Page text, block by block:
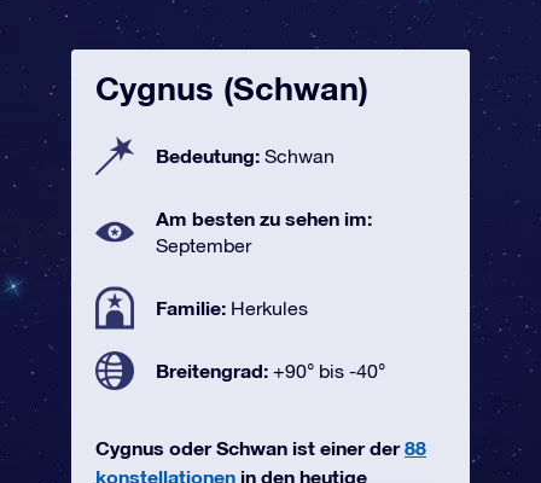
Cygnus (Schwan)
Bedeutung: Schwan
Am besten zu sehen im:
September
Familie: Herkules
Breitengrad: +90° bis -40°
Cygnus oder Schwan ist einer der88
konstellationen in den heutige